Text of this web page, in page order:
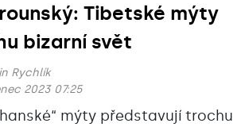
Tibetské mýty
bizarní svět
Rychlík
2023 07:25
mýty představují trochu